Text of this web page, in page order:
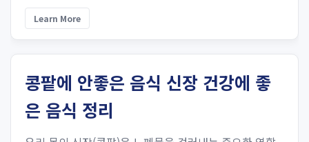
Learn More
콩팥에 안좋은 음식 신장 건강에 좋
은 음식 정리